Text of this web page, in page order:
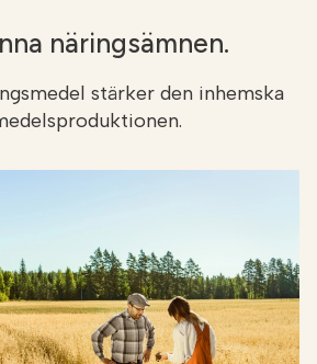
näringsämnen.
stärker den inhemska